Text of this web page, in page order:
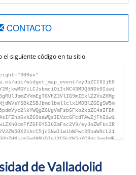
CONTACTO
el siguiente código en tu sitio
de Valladolid